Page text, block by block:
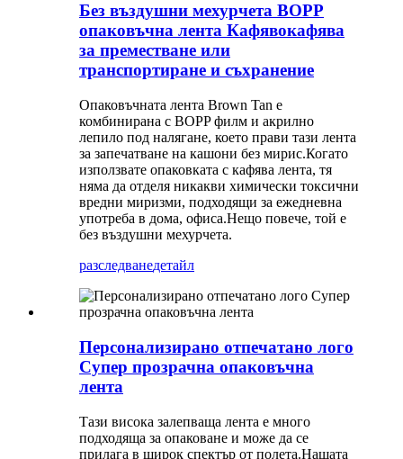
Без въздушни мехурчета BOPP
опаковъчна лента Кафявокафява
за преместване или
транспортиране и съхранение
Опаковъчната лента Brown Tan е
комбинирана с BOPP филм и акрилно
лепило под налягане, което прави тази лента
за запечатване на кашони без мирис.Когато
използвате опаковката с кафява лента, тя
няма да отделя никакви химически токсични
вредни миризми, подходящи за ежедневна
употреба в дома, офиса.Нещо повече, той е
без въздушни мехурчета.
разследванедетайл
Персонализирано отпечатано лого
Супер прозрачна опаковъчна
лента
Тази висока залепваща лента е много
подходяща за опаковане и може да се
прилага в широк спектър от полета.Нашата